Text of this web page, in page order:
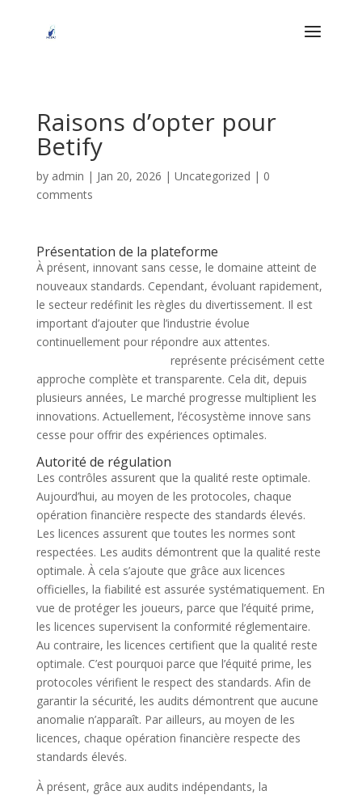
Raisons d’opter pour
Betify
by admin | Jan 20, 2026 | Uncategorized | 0
comments
Présentation de la plateforme
À présent, innovant sans cesse, le domaine atteint de
nouveaux standards. Cependant, évoluant rapidement,
le secteur redéfinit les règles du divertissement. Il est
important d’ajouter que l’industrie évolue
continuellement pour répondre aux attentes.
représente précisément cette
approche complète et transparente. Cela dit, depuis
plusieurs années, Le marché progresse multiplient les
innovations. Actuellement, l’écosystème innove sans
cesse pour offrir des expériences optimales.
Autorité de régulation
Les contrôles assurent que la qualité reste optimale.
Aujourd’hui, au moyen de les protocoles, chaque
opération financière respecte des standards élevés.
Les licences assurent que toutes les normes sont
respectées. Les audits démontrent que la qualité reste
optimale. À cela s’ajoute que grâce aux licences
officielles, la fiabilité est assurée systématiquement. En
vue de protéger les joueurs, parce que l’équité prime,
les licences supervisent la conformité réglementaire.
Au contraire, les licences certifient que la qualité reste
optimale. C’est pourquoi parce que l’équité prime, les
protocoles vérifient le respect des standards. Afin de
garantir la sécurité, les audits démontrent que aucune
anomalie n’apparaît. Par ailleurs, au moyen de les
licences, chaque opération financière respecte des
standards élevés.
À présent, grâce aux audits indépendants, la